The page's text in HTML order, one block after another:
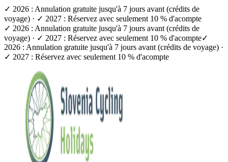
✓ 2026 : Annulation gratuite jusqu'à 7 jours avant (crédits de
voyage) · ✓ 2027 : Réservez avec seulement 10 % d'acompte
✓ 2026 : Annulation gratuite jusqu'à 7 jours avant (crédits de
voyage) · ✓ 2027 : Réservez avec seulement 10 % d'acompte✓
2026 : Annulation gratuite jusqu'à 7 jours avant (crédits de voyage) ·
✓ 2027 : Réservez avec seulement 10 % d'acompte